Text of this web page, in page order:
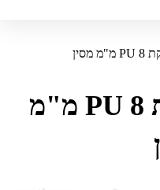
יצרן פקר הזרקת PU 8 מ"מ